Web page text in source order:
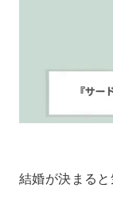
結婚が決まると